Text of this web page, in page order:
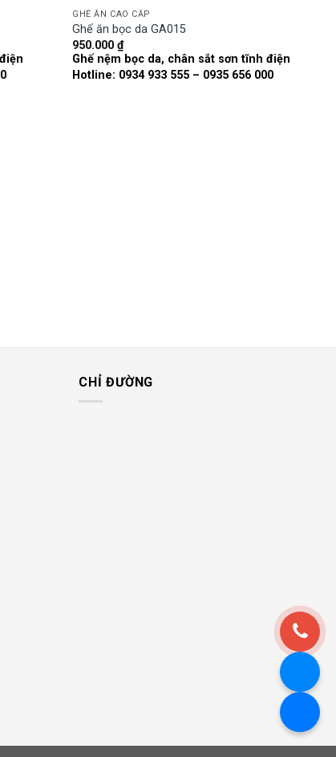
Add to
wishlist
Add to
wishlist
GHẾ ĂN CAO CẤP
Ghế ăn bọc da GA015
950.000₫
Ghế nệm bọc da, chân sắt sơn tĩnh điện
Hotline: 0934 933 555 – 0935 656 000
CHỈ ĐƯỜNG